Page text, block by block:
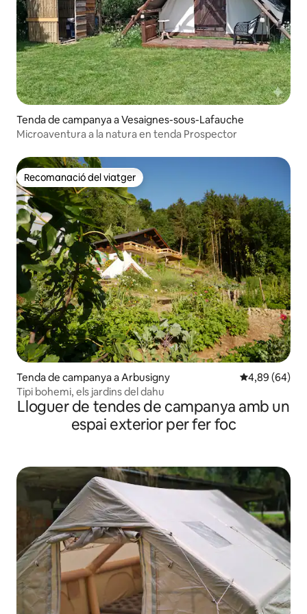
Tenda de campanya a Vesaignes-sous-Lafauche
Microaventura a la natura en tenda Prospector
Recomanació del viatger
Recomanació del viatger
Tenda de campanya a Arbusigny 4,89 de
4,89 (64)
Tipi bohemi, els jardins del dahu
Lloguer de tendes de campanya amb un
espai exterior per fer foc